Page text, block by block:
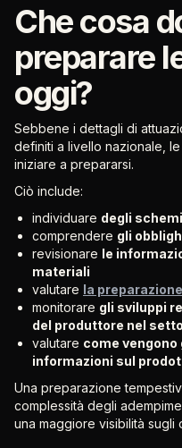
Che cosa
preparare
oggi?
Sebbene i dettagli di
definiti a livello nazionale,
iniziare a prepararsi.
Ciò include:
individuare degli
comprendere gli
revisionare le
materiali
valutare la
monitorare gli sviluppi
del produttore nel
valutare come
informazioni sul
Una preparazione
complessità degli
una maggiore visibilità sugli